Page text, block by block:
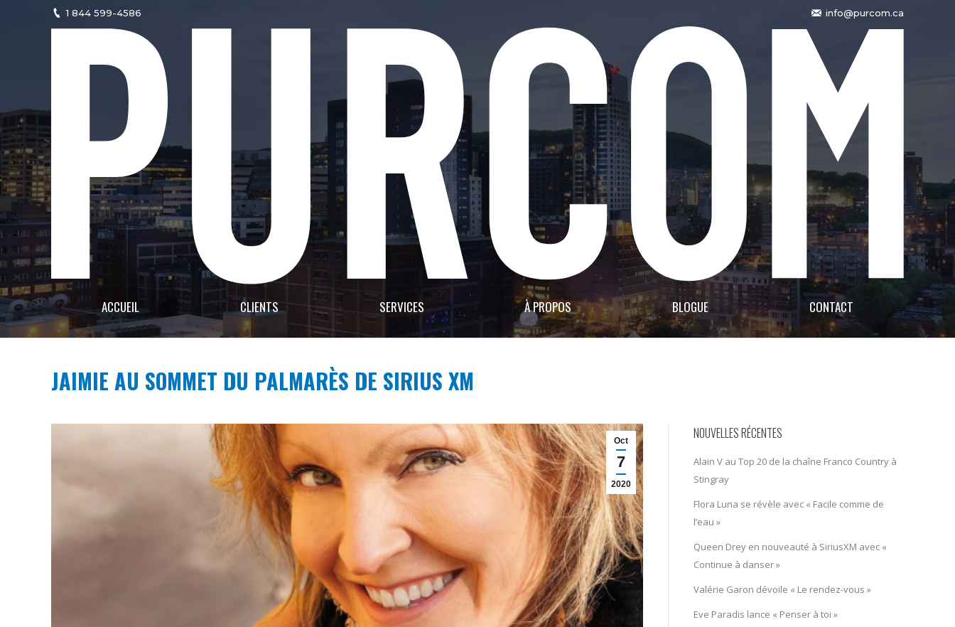
1 844 599-4586 info@purcom.ca
ACCUEIL CLIENTS SERVICES À PROPOS BLOGUE CONTACT
JAIMIE AU SOMMET DU PALMARÈS DE SIRIUS XM
Oct
7
2020
NOUVELLES RÉCENTES
Alain V au Top 20 de la chaîne Franco Country à
Stingray
Flora Luna se révèle avec « Facile comme de
l’eau »
Queen Drey en nouveauté à SiriusXM avec «
Continue à danser »
Valérie Garon dévoile « Le rendez-vous »
Eve Paradis lance « Penser à toi »